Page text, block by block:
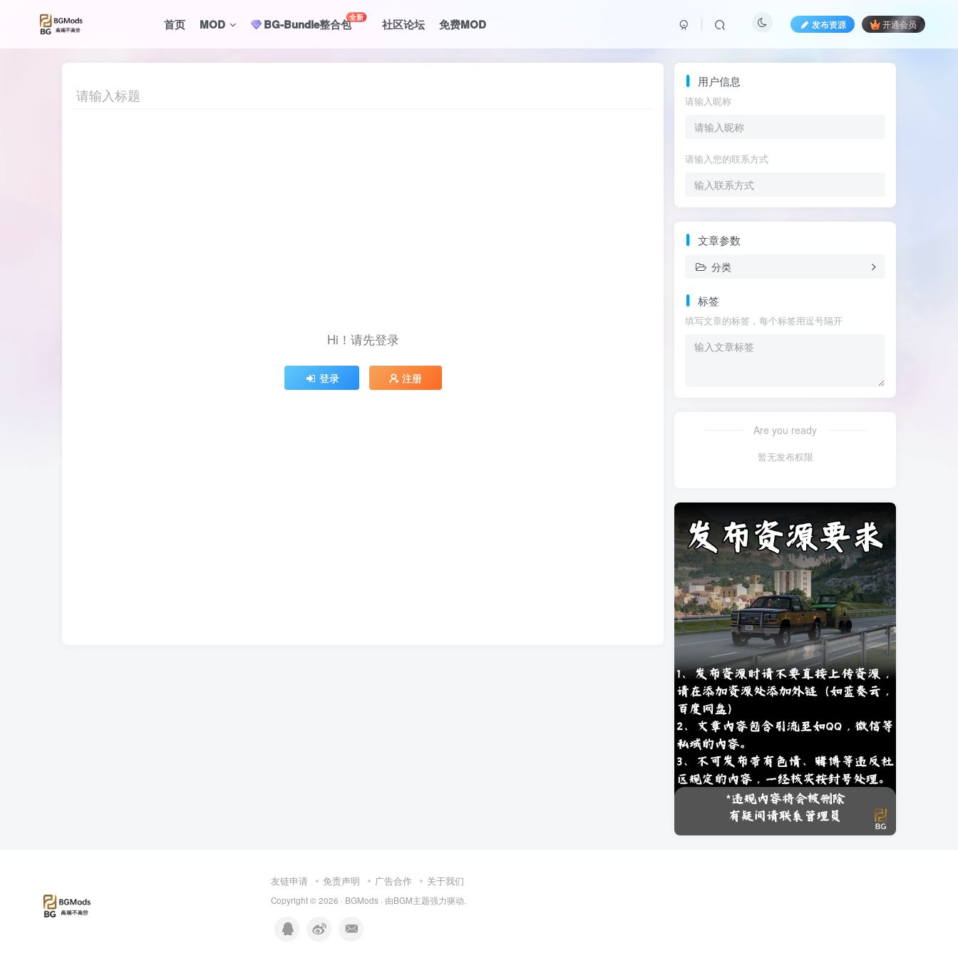
首页 MOD BG-Bundle整合包全新 社区论坛 免费MOD 发布资源 开通会员
Hi！请先登录
登录 注册
用户信息
请输入昵称
请输入您的联系方式
文章参数
分类
标签
填写文章的标签，每个标签用逗号隔开
Are you ready
暂无发布权限
友链申请 免责声明 广告合作 关于我们
Copyright © 2026 · BGMods · 由BGM主题强力驱动.